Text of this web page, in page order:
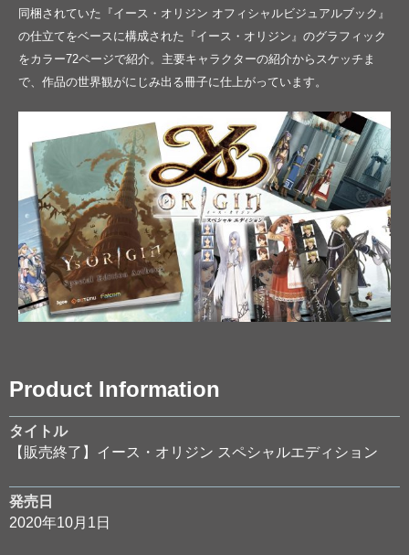
Product Information
タイトル
【販売終了】イース・オリジン スペシャルエディション
発売日
2020年10月1日
同梱されていた『イース・オリジン オフィシャルビジュアルブック』
の仕立てをベースに構成された『イース・オリジン』のグラフィック
をカラー72ページで紹介。主要キャラクターの紹介からスケッチま
で、作品の世界観がにじみ出る冊子に仕上がっています。